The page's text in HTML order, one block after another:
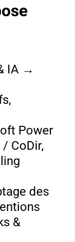
IA →
Power
CoDir,
des
&